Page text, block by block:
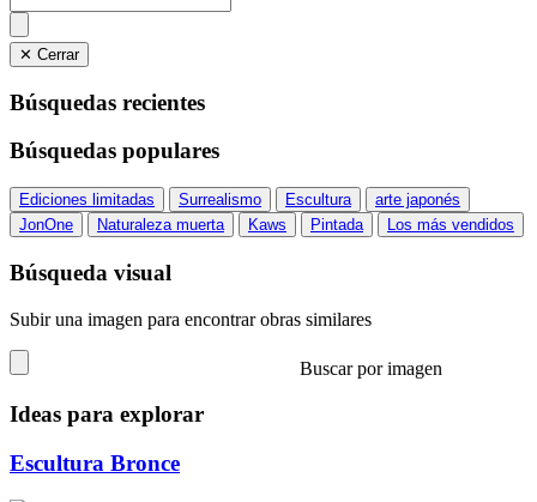
✕ Cerrar
Búsquedas recientes
Búsquedas populares
Ediciones limitadas Surrealismo Escultura
arte japonés
JonOne
Naturaleza muerta Kaws Pintada Los más vendidos
Búsqueda visual
Subir una imagen para encontrar obras similares
Buscar por imagen
Ideas para explorar
Escultura Bronce